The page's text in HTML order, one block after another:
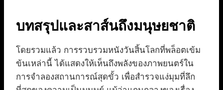
บทสรุปและสาส์นถึงมนุษยชาติ
โดยรวมแล้ว การรวบรวมหนังวันสิ้นโลกที่พล็อตเข้ม
ข้นเหล่านี้ ได้แสดงให้เห็นถึงพลังของภาพยนตร์ใน
การจำลองสถานการณ์สุดขั้ว เพื่อสำรวจแง่มุมที่ลึก